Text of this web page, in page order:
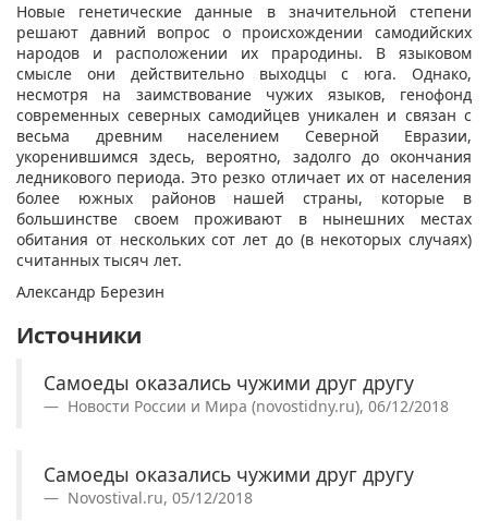
Новые генетические данные в значительной степени
решают давний вопрос о происхождении самодийских
народов и расположении их прародины. В языковом
смысле они действительно выходцы с юга. Однако,
несмотря на заимствование чужих языков, генофонд
современных северных самодийцев уникален и связан с
весьма древним населением Северной Евразии,
укоренившимся здесь, вероятно, задолго до окончания
ледникового периода. Это резко отличает их от населения
более южных районов нашей страны, которые в
большинстве своем проживают в нынешних местах
обитания от нескольких сот лет до (в некоторых случаях)
считанных тысяч лет.
Александр Березин
Источники
Самоеды оказались чужими друг другу
Новости России и Мира (novostidny.ru), 06/12/2018
Самоеды оказались чужими друг другу
Novostival.ru, 05/12/2018